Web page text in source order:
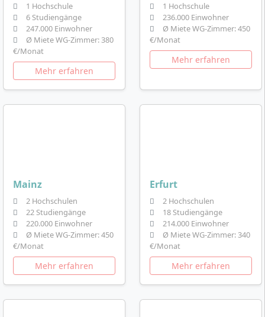
1 Hochschule
6 Studiengänge
247.000 Einwohner
Ø Miete WG-Zimmer: 380
€/Monat
Mehr erfahren
1 Hochschule
236.000 Einwohner
Ø Miete WG-Zimmer: 450
€/Monat
Mehr erfahren
Mainz
2 Hochschulen
22 Studiengänge
220.000 Einwohner
Ø Miete WG-Zimmer: 450
€/Monat
Mehr erfahren
Erfurt
2 Hochschulen
18 Studiengänge
214.000 Einwohner
Ø Miete WG-Zimmer: 340
€/Monat
Mehr erfahren